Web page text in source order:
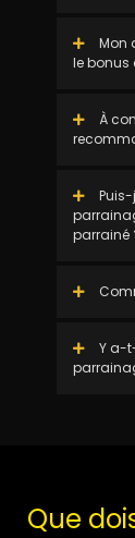
Mon
le bonus
À
parrainé
Y a-
Que